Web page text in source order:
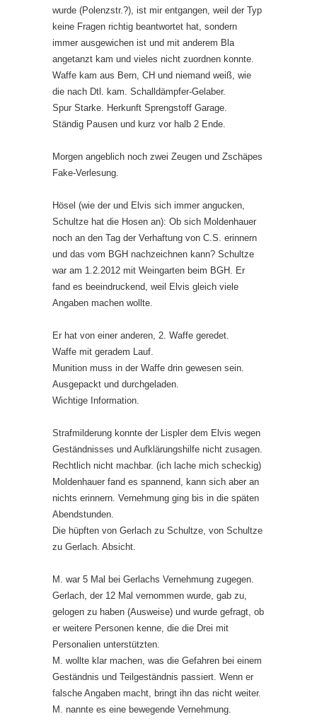
wurde (Polenzstr.?), ist mir entgangen, weil der Typ
keine Fragen richtig beantwortet hat, sondern
immer ausgewichen ist und mit anderem Bla
angetanzt kam und vieles nicht zuordnen konnte.
Waffe kam aus Bern, CH und niemand weiß, wie
die nach Dtl. kam. Schalldämpfer-Gelaber.
Spur Starke. Herkunft Sprengstoff Garage.
Ständig Pausen und kurz vor halb 2 Ende.
Morgen angeblich noch zwei Zeugen und Zschäpes
Fake-Verlesung.
Hösel (wie der und Elvis sich immer angucken,
Schultze hat die Hosen an): Ob sich Moldenhauer
noch an den Tag der Verhaftung von C.S. erinnern
und das vom BGH nachzeichnen kann? Schultze
war am 1.2.2012 mit Weingarten beim BGH. Er
fand es beeindruckend, weil Elvis gleich viele
Angaben machen wollte.
Er hat von einer anderen, 2. Waffe geredet.
Waffe mit geradem Lauf.
Munition muss in der Waffe drin gewesen sein.
Ausgepackt und durchgeladen.
Wichtige Information.
Strafmilderung konnte der Lispler dem Elvis wegen
Geständnisses und Aufklärungshilfe nicht zusagen.
Rechtlich nicht machbar. (ich lache mich scheckig)
Moldenhauer fand es spannend, kann sich aber an
nichts erinnern. Vernehmung ging bis in die späten
Abendstunden.
Die hüpften von Gerlach zu Schultze, von Schultze
zu Gerlach. Absicht.
M. war 5 Mal bei Gerlachs Vernehmung zugegen.
Gerlach, der 12 Mal vernommen wurde, gab zu,
gelogen zu haben (Ausweise) und wurde gefragt, ob
er weitere Personen kenne, die die Drei mit
Personalien unterstützten.
M. wollte klar machen, was die Gefahren bei einem
Geständnis und Teilgeständnis passiert. Wenn er
falsche Angaben macht, bringt ihn das nicht weiter.
M. nannte es eine bewegende Vernehmung.